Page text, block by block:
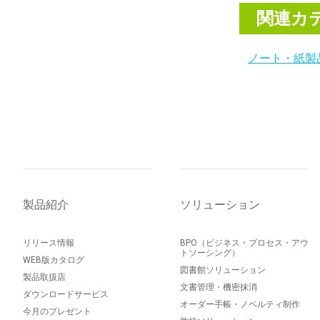
関連カ
ノート・紙製
製品紹介
リリース情報
WEB版カタログ
製品取扱店
ダウンロードサービス
今月のプレゼント
ソリューション
BPO（ビジネス・プロセス・アウ
トソーシング）
図書館ソリューション
文書管理・機密抹消
オーダー手帳・ノベルティ制作